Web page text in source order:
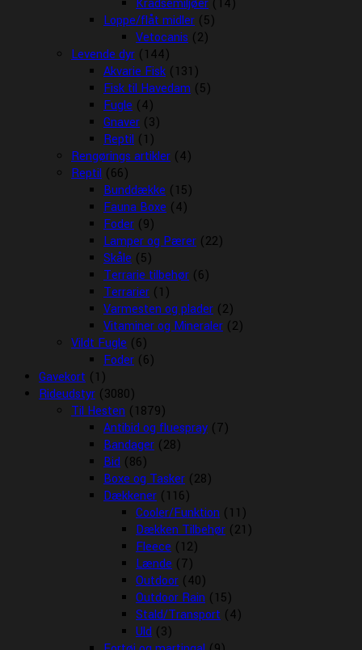
Kradsemiljøer (14)
Loppe/flåt midler (5)
Vetocanis (2)
Levende dyr (144)
Akvarie Fisk (131)
Fisk til Havedam (5)
Fugle (4)
Gnaver (3)
Reptil (1)
Rengørings artikler (4)
Reptil (66)
Bunddække (15)
Fauna Boxe (4)
Foder (9)
Lamper og Pærer (22)
Skåle (5)
Terrarie tilbehør (6)
Terrarier (1)
Varmesten og plader (2)
Vitaminer og Mineraler (2)
Vildt Fugle (6)
Foder (6)
Gavekort (1)
Rideudstyr (3080)
Til Hesten (1879)
Antibid og fluespray (7)
Bandager (28)
Bid (86)
Boxe og Tasker (28)
Dækkener (116)
Cooler/Funktion (11)
Dækken Tilbehør (21)
Fleece (12)
Lænde (7)
Outdoor (40)
Outdoor Rain (15)
Stald/Transport (4)
Uld (3)